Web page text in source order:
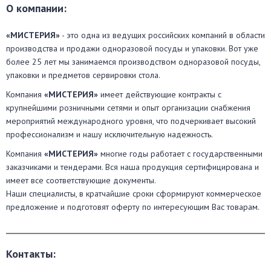
О компании:
«МИСТЕРИЯ» - это одна из ведущих российских компаний в области
производства и продажи одноразовой посуды и упаковки. Вот уже
более 25 лет мы занимаемся производством одноразовой посуды,
упаковки и предметов сервировки стола.
Компания «МИСТЕРИЯ» имеет действующие контракты с
крупнейшими розничными сетями и опыт организации снабжения
мероприятий международного уровня, что подчеркивает высокий
профессионализм и нашу исключительную надежность.
Компания «МИСТЕРИЯ» многие годы работает с государственными
заказчиками и тендерами. Вся наша продукция сертифицирована и
имеет все соответствующие документы.
Наши специалисты, в кратчайшие сроки сформируют коммерческое
предложение и подготовят оферту по интересующим Вас товарам.
Контакты: